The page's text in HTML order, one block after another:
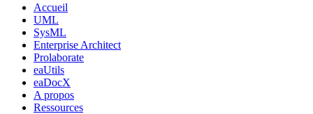
Accueil
UML
SysML
Enterprise Architect
Prolaborate
eaUtils
eaDocX
A propos
Ressources